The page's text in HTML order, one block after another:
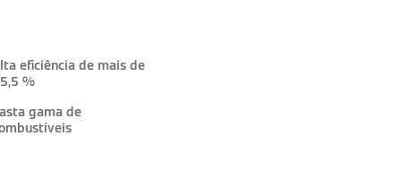
eficiência de mais de
%
gama de